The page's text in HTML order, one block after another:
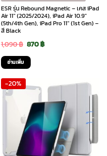
ESR รุ่น Rebound Magnetic – เคส iPad
Air 11″ (2025/2024), iPad Air 10.9″
(5th/4th Gen), iPad Pro 11″ (1st Gen) –
สี Black
1,090฿ Original
price
was:
1,090 ฿.
870฿Current
870 ฿.
อ่านเพิ่ม
-20%